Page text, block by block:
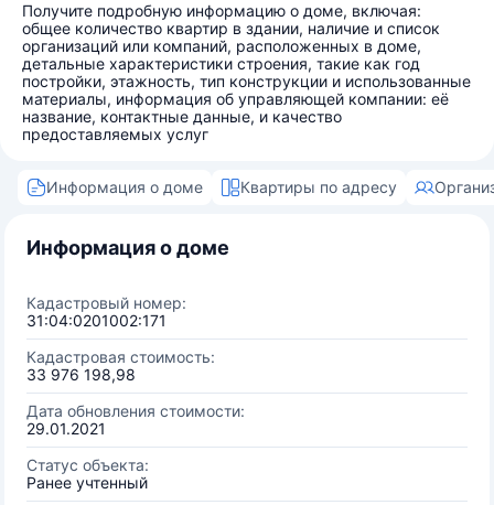
Получите подробную информацию о доме, включая:
общее количество квартир в здании, наличие и список
организаций или компаний, расположенных в доме,
детальные характеристики строения, такие как год
постройки, этажность, тип конструкции и использованные
материалы, информация об управляющей компании: её
название, контактные данные, и качество
предоставляемых услуг
Информация о доме Квартиры по адресу
Информация о доме
Кадастровый номер:
31:04:0201002:171
Кадастровая стоимость:
33 976 198,98
Дата обновления стоимости:
29.01.2021
Статус объекта:
Ранее учтенный